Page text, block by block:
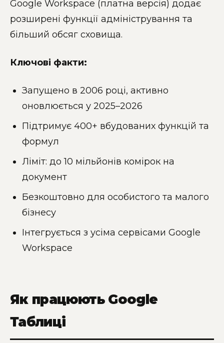
Google Workspace (платна версія) додає
розширені функції адміністрування та
більший обсяг сховища.
Ключові факти:
Запущено в 2006 році, активно
оновлюється у 2025–2026
Підтримує 400+ вбудованих функцій та
формул
Ліміт: до 10 мільйонів комірок на
документ
Безкоштовно для особистого та малого
бізнесу
Інтегрується з усіма сервісами Google
Workspace
Як працюють Google
Таблиці